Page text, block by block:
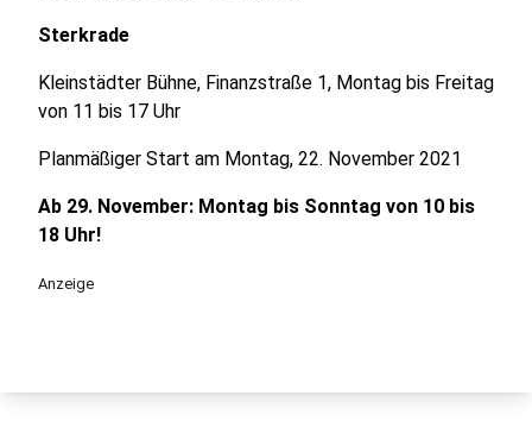
Sterkrade
Kleinstädter Bühne, Finanzstraße 1, Montag bis Freitag
von 11 bis 17 Uhr
Planmäßiger Start am Montag, 22. November 2021
Ab 29. November: Montag bis Sonntag von 10 bis
18 Uhr!
Anzeige